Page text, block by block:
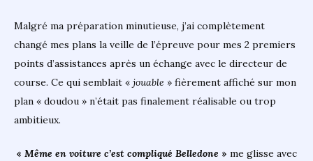
Malgré ma préparation minutieuse, j’ai complètement
changé mes plans la veille de l’épreuve pour mes 2 premiers
points d’assistances après un échange avec le directeur de
course. Ce qui semblait « jouable » fièrement affiché sur mon
plan « doudou » n’était pas finalement réalisable ou trop
ambitieux.
« Même en voiture c’est compliqué Belledone » me glisse avec